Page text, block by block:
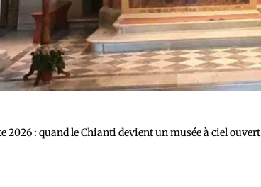
2026 : quand le Chianti devient un musée à ciel ouvert